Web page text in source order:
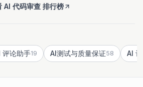
AI 代码审查 排行榜
评论助手19 AI测试与质量保证58 AI